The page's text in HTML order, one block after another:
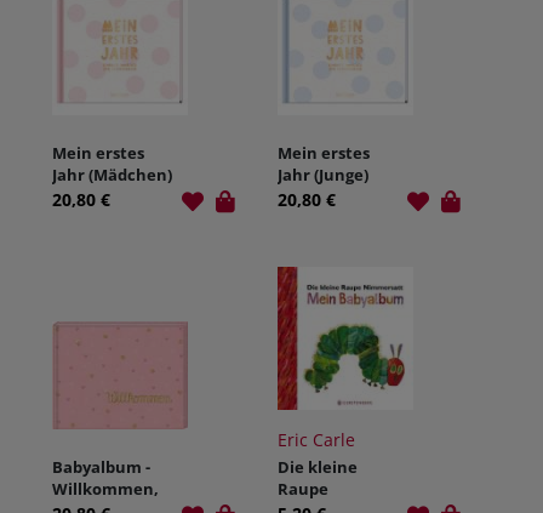
Mein erstes
Jahr (Mädchen)
20,80 €
Mein erstes
Jahr (Junge)
20,80 €
Babyalbum -
Willkommen,
Eric Carle
Die kleine
Raupe